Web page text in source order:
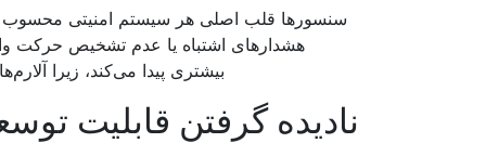
سنسورها قلب اصلی هر سیستم امنیتی محسوب
هشدارهای اشتباه یا عدم تشخیص حرکت
بیشتری پیدا می‌کند، زیرا
نادیده گرفتن قابلیت